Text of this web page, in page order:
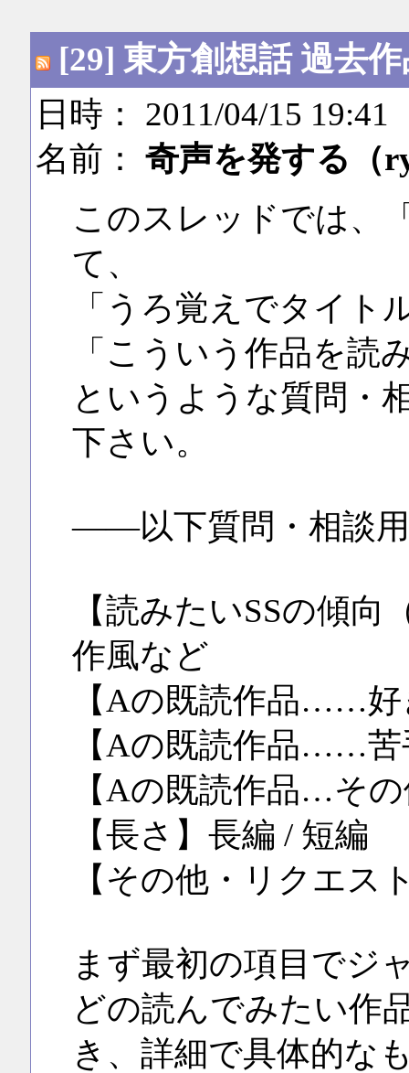
[29] 東方創想話 過去
日時： 2011/04/15 19:41
名前： 奇声を発する（
このスレッドでは、
て、
「うろ覚えでタイト
「こういう作品を読
というような質問・
下さい。
――以下質問・相談
【読みたいSSの傾
作風など
【Aの既読作品……好
【Aの既読作品……苦
【Aの既読作品…そ
【長さ】長編 / 短編
【その他・リクエス
まず最初の項目でジ
どの読んでみたい作
き、詳細で具体的な